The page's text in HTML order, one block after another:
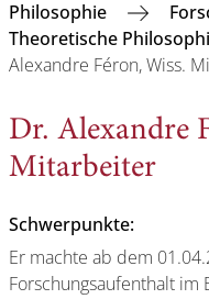
Philosophie
Theoretische
Alexandre Féron, Wiss.
Dr. Alexandre
Mitarbeiter
Schwerpunkte:
Er machte ab dem
Forschungsaufenthalt im